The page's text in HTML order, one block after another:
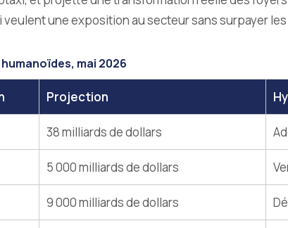
une exposition au secteur sans surpayer
mai 2026
Projection
38 milliards de dollars
5 000 milliards de dollars
9 000 milliards de dollars